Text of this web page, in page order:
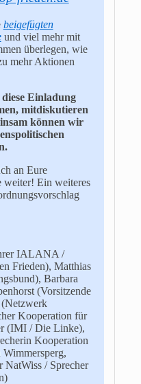
beigefügten
und viel mehr mit
überlegen, wie
mehr Aktionen
Einladung
mitdiskutieren
können wir
an Eure
weiter! Ein weiteres
IALANA /
Frieden), Matthias
Barbara
(Vorsitzende
Kooperation für
(IMI / Die Linke),
Kooperation
NatWiss / Sprecher